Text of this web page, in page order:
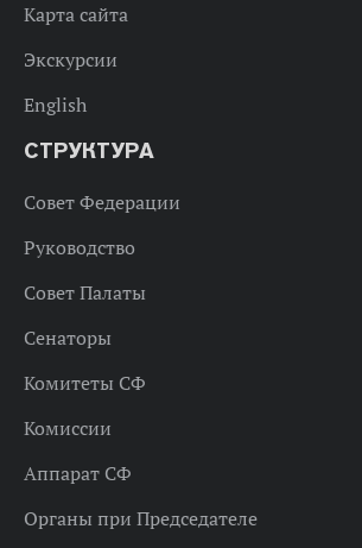
Карта сайта
Экскурсии
English
СТРУКТУРА
Совет Федерации
Руководство
Совет Палаты
Сенаторы
Комитеты СФ
Комиссии
Аппарат СФ
Органы при Председателе